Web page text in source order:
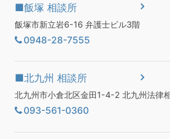
■飯塚 相談所
飯塚市新立岩6-16 弁護士ビル3階
0948-28-7555
■北九州 相談所
北九州市小倉北区金田1-4-2 北九州法律
093-561-0360